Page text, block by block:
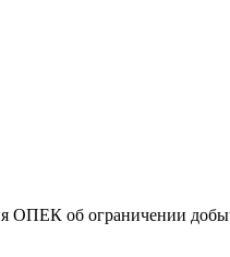
ОПЕК об ограничении